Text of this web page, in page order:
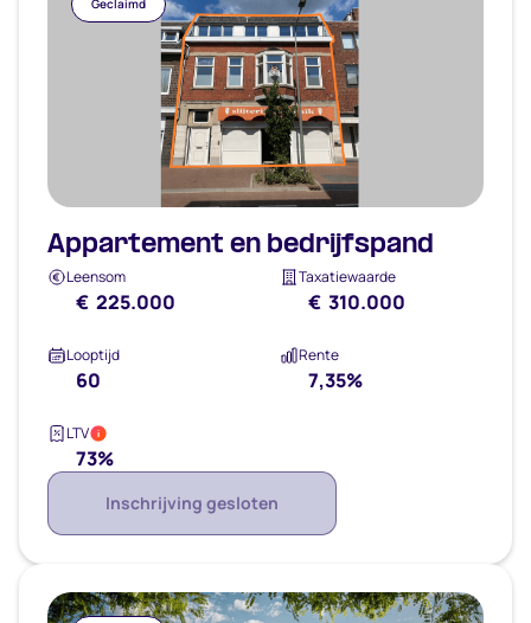
Appartement en bedrijfspand
Leensom
€ 225.000
Taxatiewaarde
€ 310.000
Looptijd
60
Rente
7,35%
LTV i
73%
Inschrijving gesloten